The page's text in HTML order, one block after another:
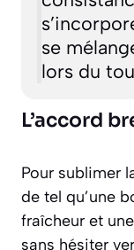
se
lors du
L’accord
Pour sublimer
de tel qu’une
fraîcheur et
sans hésiter